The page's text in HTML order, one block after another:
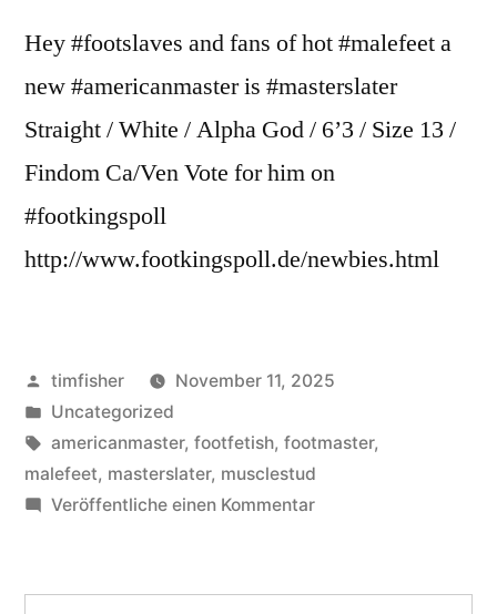
Hey #footslaves and fans of hot #malefeet a
new #americanmaster is #masterslater
Straight / White / Alpha God / 6’3 / Size 13 /
Findom Ca/Ven Vote for him on
#footkingspoll
http://www.footkingspoll.de/newbies.html
Veröffentlicht
von
timfisher
November 11, 2025
Veröffentlicht
in
Uncategorized
Schlagwörter:
americanmaster, footfetish, footmaster,
malefeet, masterslater, musclestud
Veröffentliche einen Kommentarzu
=